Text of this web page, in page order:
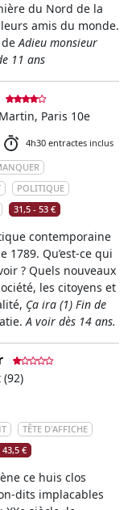
du Nord de la
amis du monde.
deAdieu monsieur
11 ans
Paris 10e
4h30 entractes inclus
POLITIQUE
31,5 - 53 €
contemporaine
Qu’est-ce qui
? Quels nouveaux
les citoyens et
Ça ira (1) Fin de
A voir dès 14 ans.
TÊTE D'AFFICHE
43,5 €
ce huis clos
dits implacables